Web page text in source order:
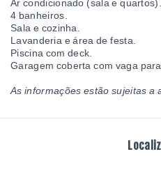
Ar condicionado (sala e quartos).
4 banheiros.
Sala e cozinha.
Lavanderia e área de festa.
Piscina com deck.
Garagem coberta com vaga
As informações estão sujeitas a